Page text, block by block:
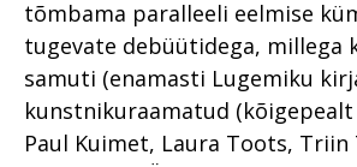
tõmbama paralleeli eelmise
tugevate debüütidega, millega
samuti (enamasti Lugemiku
kunstnikuraamatud (kõigepealt
Paul Kuimet, Laura Toots, Triin